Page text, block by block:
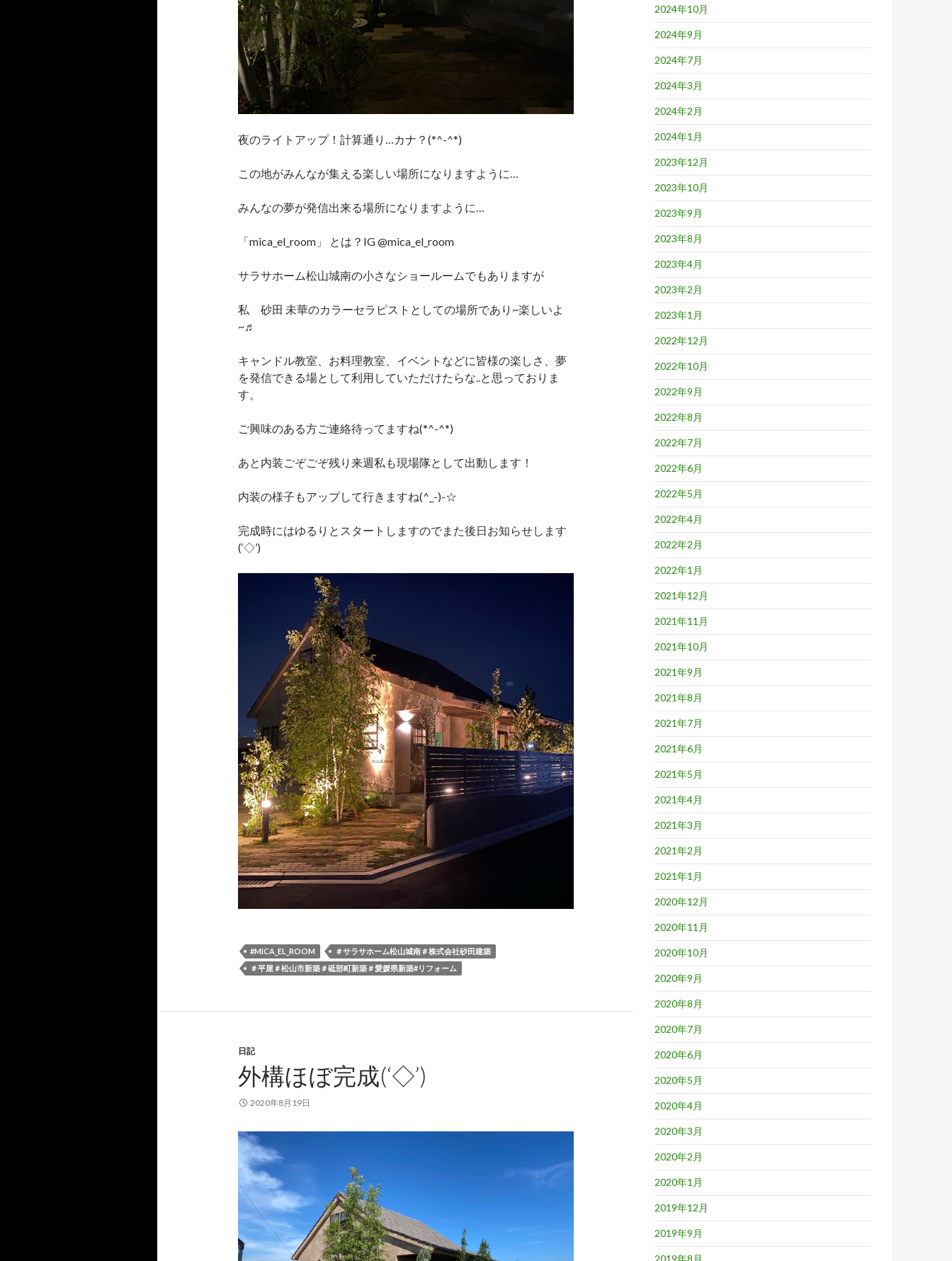
夜のライトアップ！計算通り…カナ？(*^-^*)
この地がみんなが集える楽しい場所になりますように…
みんなの夢が発信出来る場所になりますように…
「mica_el_room」 とは？IG @mica_el_room
サラサホーム松山城南の小さなショールームでもありますが
私 砂田 未華のカラーセラピストとしての場所であり~楽しいよ
~♬
キャンドル教室、お料理教室、イベントなどに皆様の楽しさ、夢
を発信できる場として利用していただけたらな..と思っておりま
す。
ご興味のある方ご連絡待ってますね(*^-^*)
あと内装ごぞごぞ残り来週私も現場隊として出動します！
内装の様子もアップして行きますね(^_-)-☆
完成時にはゆるりとスタートしますのでまた後日お知らせします
(‘◇’)ゞ
#MICA_EL_ROOM
＃サラサホーム松山城南＃株式会社砂田建築
＃平屋＃松山市新築＃砥部町新築＃愛媛県新築#リフォーム
日記
外構ほぼ完成(‘◇’)ゞ
2020年8月19日
2024年10月
2024年9月
2024年7月
2024年3月
2024年2月
2024年1月
2023年12月
2023年10月
2023年9月
2023年8月
2023年4月
2023年2月
2023年1月
2022年12月
2022年10月
2022年9月
2022年8月
2022年7月
2022年6月
2022年5月
2022年4月
2022年2月
2022年1月
2021年12月
2021年11月
2021年10月
2021年9月
2021年8月
2021年7月
2021年6月
2021年5月
2021年4月
2021年3月
2021年2月
2021年1月
2020年12月
2020年11月
2020年10月
2020年9月
2020年8月
2020年7月
2020年6月
2020年5月
2020年4月
2020年3月
2020年2月
2020年1月
2019年12月
2019年9月
2019年8月